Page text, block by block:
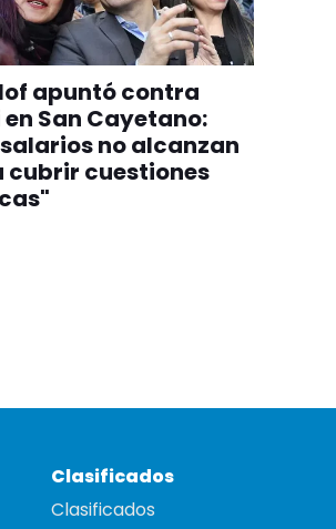
apuntó contra
en San Cayetano:
no alcanzan
cubrir cuestiones
Clasificados
Clasificados